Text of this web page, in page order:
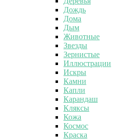
Дождь
Дома
Дым
Животные
Звезды
Зернистые
Иллюстрации
Искры
Камни
Капли
Карандаш
Кляксы
Кожа
Космос
Краска